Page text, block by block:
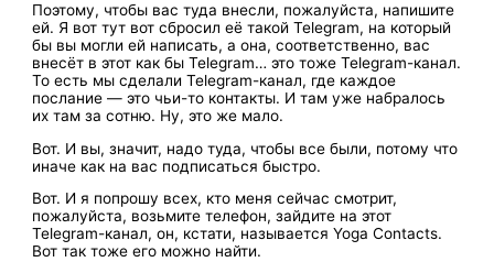
Поэтому, чтобы вас туда внесли, пожалуйста, напишите
ей. Я вот тут вот сбросил её такой Telegram, на который
бы вы могли ей написать, а она, соответственно, вас
внесёт в этот как бы Telegram… это тоже Telegram-канал.
То есть мы сделали Telegram-канал, где каждое
послание — это чьи-то контакты. И там уже набралось
их там за сотню. Ну, это же мало.
Вот. И вы, значит, надо туда, чтобы все были, потому что
иначе как на вас подписаться быстро.
Вот. И я попрошу всех, кто меня сейчас смотрит,
пожалуйста, возьмите телефон, зайдите на этот
Telegram-канал, он, кстати, называется Yoga Contacts.
Вот так тоже его можно найти.